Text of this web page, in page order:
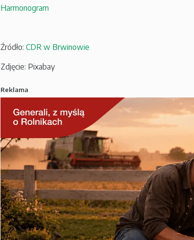
Harmonogram
Źródło:CDR w Brwinowie
Zdjęcie: Pixabay
Reklama